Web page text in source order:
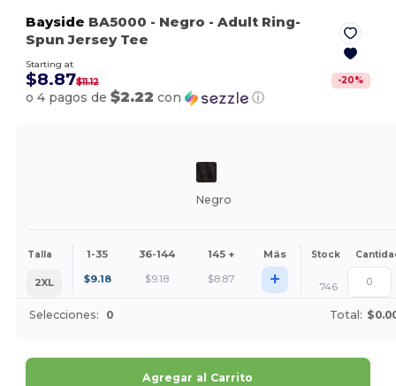
Bayside BA5000 - Negro - Adult Ring-
Spun Jersey Tee
Starting at
$8.87$11.12 -20%
o 4 pagos de$2.22 con ⓘ
Negro
Talla 1-35 36-144 145 + Más Stock
2XL $9.18 $9.18 $8.87 + 746
Selecciones: 0 Total:
Agregar al Carrito